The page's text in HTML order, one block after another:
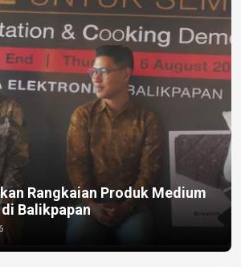
Rangkaian Produk Medium
Balikpapan